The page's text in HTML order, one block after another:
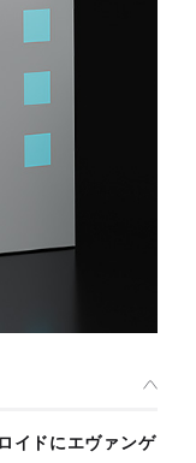
イドにエヴァンゲ